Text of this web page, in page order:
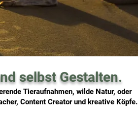
selbst Gestalten.
Tieraufnahmen, wilde Natur, oder
Content Creator und kreative Köpfe.